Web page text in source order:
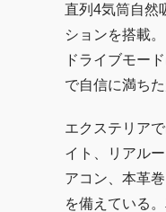
直列4気筒自然
ションを搭載
ドライブモー
で自信に満ち
エクステリア
イト、リアル
アコン、本革
を備えている